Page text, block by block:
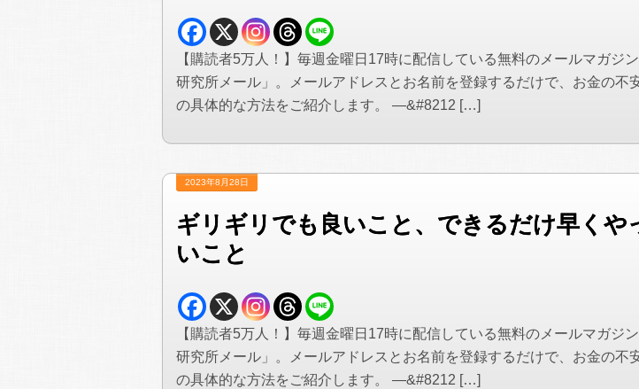
【購読者5万人！】毎週金曜日17時に配信している無料のメールマガジ
研究所メール」。メールアドレスとお名前を登録するだけで、お金の不
の具体的な方法をご紹介します。 —&#8212 […]
2023年8月28日
ギリギリでも良いこと、できるだけ早くや
いこと
【購読者5万人！】毎週金曜日17時に配信している無料のメールマガジ
研究所メール」。メールアドレスとお名前を登録するだけで、お金の不
の具体的な方法をご紹介します。 —&#8212 […]